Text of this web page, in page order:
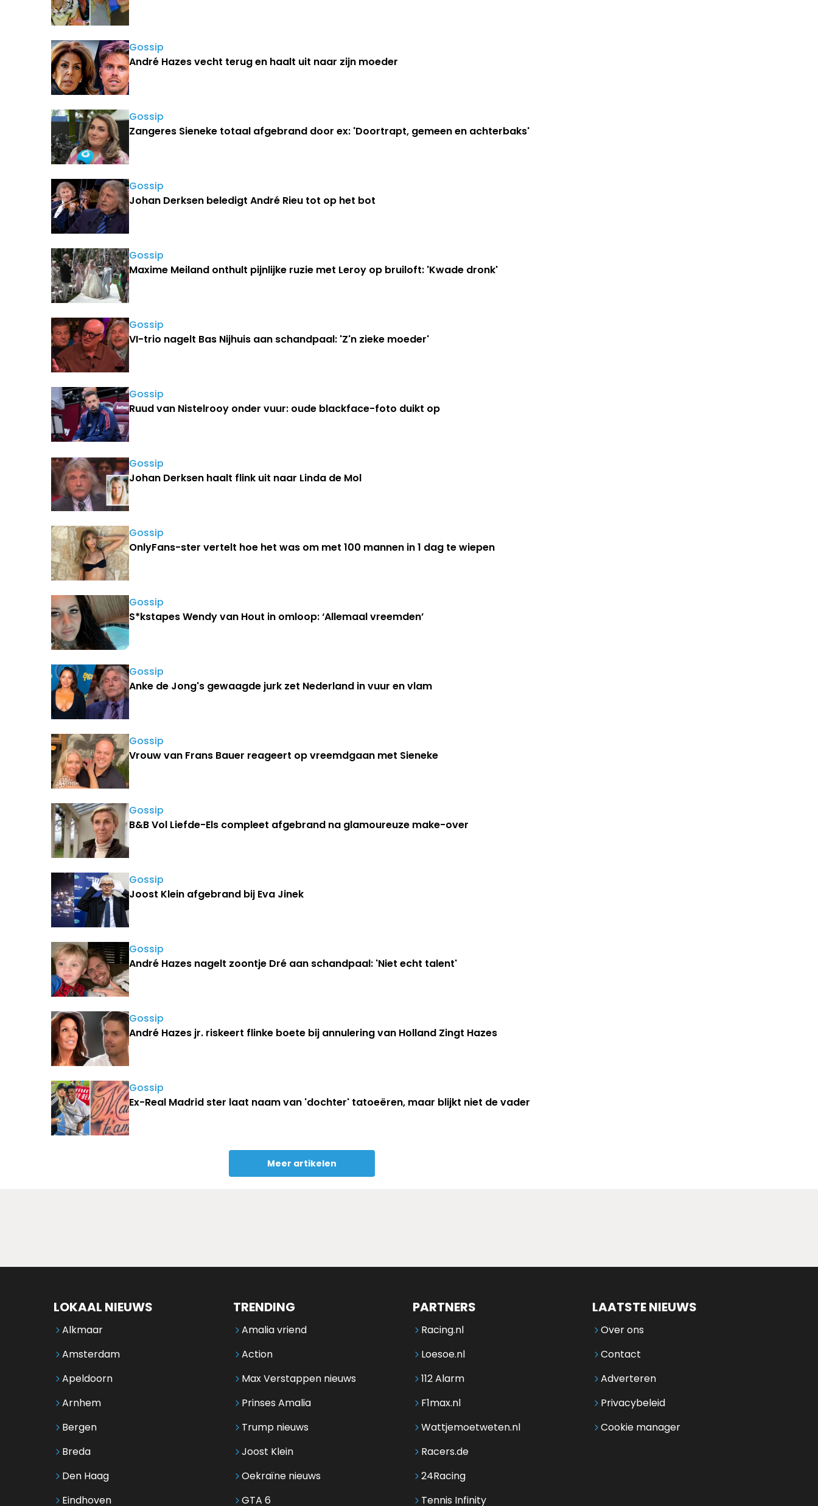
Gossip
André Hazes vecht terug en haalt uit naar zijn moeder
Gossip
Zangeres Sieneke totaal afgebrand door ex: 'Doortrapt, gemeen en achterbaks'
Gossip
Johan Derksen beledigt André Rieu tot op het bot
Gossip
Maxime Meiland onthult pijnlijke ruzie met Leroy op bruiloft: 'Kwade dronk'
Gossip
VI-trio nagelt Bas Nijhuis aan schandpaal: 'Z'n zieke moeder'
Gossip
Ruud van Nistelrooy onder vuur: oude blackface-foto duikt op
Gossip
Johan Derksen haalt flink uit naar Linda de Mol
Gossip
OnlyFans-ster vertelt hoe het was om met 100 mannen in 1 dag te wiepen
Gossip
S*kstapes Wendy van Hout in omloop: ‘Allemaal vreemden’
Gossip
Anke de Jong's gewaagde jurk zet Nederland in vuur en vlam
Gossip
Vrouw van Frans Bauer reageert op vreemdgaan met Sieneke
Gossip
B&B Vol Liefde-Els compleet afgebrand na glamoureuze make-over
Gossip
Joost Klein afgebrand bij Eva Jinek
Gossip
André Hazes nagelt zoontje Dré aan schandpaal: 'Niet echt talent'
Gossip
André Hazes jr. riskeert flinke boete bij annulering van Holland Zingt Hazes
Gossip
Ex-Real Madrid ster laat naam van 'dochter' tatoeëren, maar blijkt niet de vader
Meer artikelen
LOKAAL NIEUWS
Alkmaar
Amsterdam
Apeldoorn
Arnhem
Bergen
Breda
Den Haag
Eindhoven
TRENDING
Amalia vriend
Action
Max Verstappen nieuws
Prinses Amalia
Trump nieuws
Joost Klein
Oekraïne nieuws
GTA 6
PARTNERS
Racing.nl
Loesoe.nl
112 Alarm
F1max.nl
Wattjemoetweten.nl
Racers.de
24Racing
Tennis Infinity
LAATSTE NIEUWS
Over ons
Contact
Adverteren
Privacybeleid
Cookie manager